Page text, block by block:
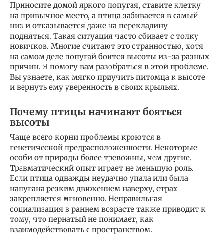
Приносите домой яркого попугая, ставите клетку
на привычное место, а птица забивается в самый
низ и отказывается даже на перекладину
подняться. Такая ситуация часто сбивает с толку
новичков. Многие считают это странностью, хотя
на самом деле попугай боится высоты из-за разных
причин. Я помогу вам разобраться в этой проблеме.
Вы узнаете, как мягко приучить питомца к высоте
и вернуть ему уверенность в своих крыльях.
Почему птицы начинают бояться
высоты
Чаще всего корни проблемы кроются в
генетической предрасположенности. Некоторые
особи от природы более тревожны, чем другие.
Травматический опыт играет не меньшую роль.
Если птица однажды неудачно упала или была
напугана резким движением наверху, страх
закрепляется мгновенно. Неправильная
социализация в раннем возрасте также приводит к
тому, что пернатый не понимает, как
взаимодействовать с пространством.